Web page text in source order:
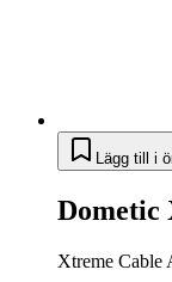
Lägg till i
Dometic
Xtreme Cable